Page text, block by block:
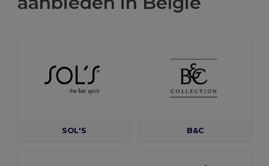
SOL'S B&C